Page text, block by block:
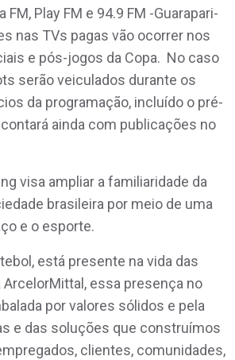
FM, Play FM e 94.9 FM -Guarapari-
nas TVs pagas vão ocorrer nos
e pós-jogos da Copa. No caso
serão veiculados durante os
da programação, incluído o pré-
ainda com publicações no
visa ampliar a familiaridade da
brasileira por meio de uma
e o esporte.
está presente na vida das
ArcelorMittal, essa presença no
por valores sólidos e pela
e das soluções que construímos
clientes, comunidades,